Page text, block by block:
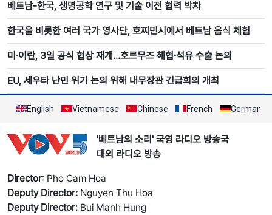
베트남-한국, 생명공학 연구 및 기술 이전 협력 박차
한국을 비롯한 여러 국가 영사단, 호찌민시에서 베트남 음식 체험
미·이란, 3일 공식 협상 재개…호르무즈 해협·석유 수출 논의
EU, 세우타 난민 위기 논의 위해 내무장관 긴급회의 개최
English Vietnamese Chinese French German
'베트남의 소리' 국영 라디오 방송국
대외 라디오 방송
Director: Pho Cam Hoa
Deputy Director: Nguyen Thu Hoa
Deputy Director: Bui Manh Hung